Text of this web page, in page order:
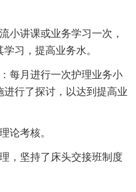
讲课或业务学习一次，
习，提高业务水。
月进行一次护理业务小
行了探讨，以达到提高业
考核。
坚持了床头交接班制度